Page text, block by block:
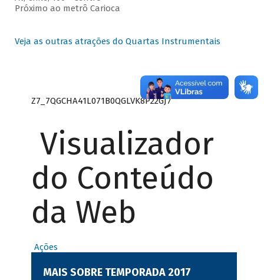
Próximo ao metrô Carioca
Veja as outras atrações do Quartas Instrumentais
Z7_7QGCHA41L071B0QGLVK8P22GJ7
Visualizador
do Conteúdo
da Web
Ações
MAIS SOBRE TEMPORADA 2017